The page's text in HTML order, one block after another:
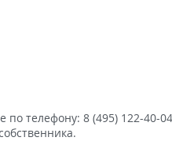
телефону: 8 (495) 122-40-